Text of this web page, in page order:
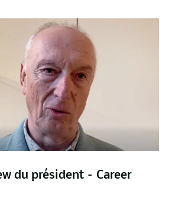
du président – Career